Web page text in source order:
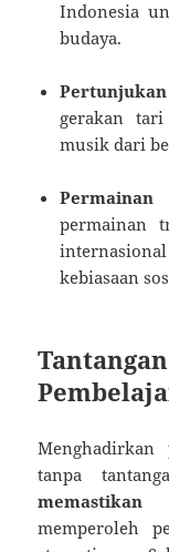
Indonesia
budaya.
gerakan
musik dari
permainan
kebiasaan
Menghadirkan
tanpa
memastikan
memperoleh